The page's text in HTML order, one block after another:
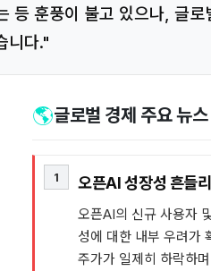
훈풍이 불고 있으나, 글로
니다."
🌎글로벌 경제 주요 뉴스
1 오픈AI 성장성 흔들
오픈AI의 신규 사용자
성에 대한 내부 우려가
주가가 일제히 하락하